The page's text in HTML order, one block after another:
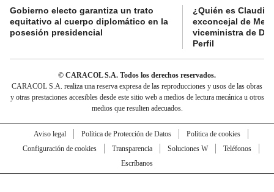
Gobierno electo garantiza un trato
equitativo al cuerpo diplomático en la
posesión presidencial
¿Quién es Claudia
exconcejal de
viceministra de
Perfil
© CARACOL S.A. Todos los derechos reservados.
CARACOL S.A. realiza una reserva expresa de las reproducciones y usos de las obras
y otras prestaciones accesibles desde este sitio web a medios de lectura mecánica u otros
medios que resulten adecuados.
Aviso legal Política de Protección de Datos
Política de cookies
Configuración de cookies
Transparencia Soluciones W
Teléfonos
Escríbanos